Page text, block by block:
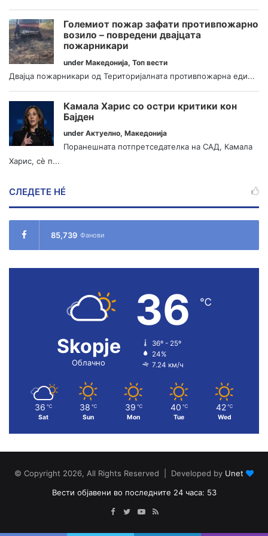
Големиот пожар зафати противпожарно
возило – повредени двајцата
пожарникари
under Македонија, Топ вести
Двајца пожарникари од Територијалната противпожарна еди...
Камала Харис со остри критики кон
Бајден
under Актуелно, Македонија
Поранешната потпретседателка на САД, Камала
Харис, сè п...
СЛЕДЕТЕ НÉ
85,739 Фанови
Skopje
Облачно
36 ℃
36º - 25º
24%
7.24 км/ч
36 ℃
Sat
38 ℃
Sun
39 ℃
Mon
40 ℃
Tue
42 ℃
Wed
© Copyright 2026, All Rights Reserved | Developed by Unet
Вести објавени во последните 24 часа: 53
Facebook
TwitterYouTube
RSS